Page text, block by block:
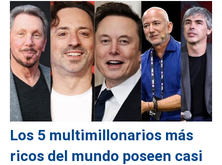
Los 5 multimillonarios más
ricos del mundo poseen casi